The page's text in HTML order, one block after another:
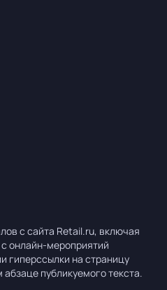
с сайта Retail.ru, включая
онлайн-мероприятий
гиперссылки на страницу
публикуемого текста.